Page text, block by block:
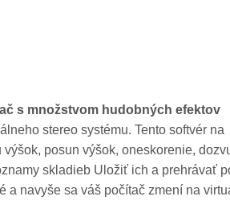
s množstvom hudobných efektov
stereo systému. Tento softvér na
posun výšok, oneskorenie,
skladieb Uložiť ich a prehrávať
a navyše sa váš počítač zmení na